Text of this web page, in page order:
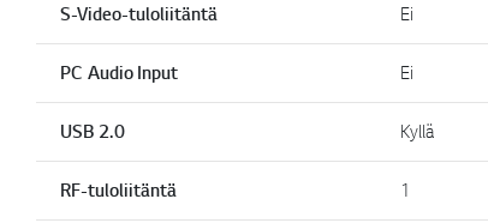
S-Video-tuloliitäntä Ei
PC Audio Input Ei
USB 2.0 Kyllä
RF-tuloliitäntä 1